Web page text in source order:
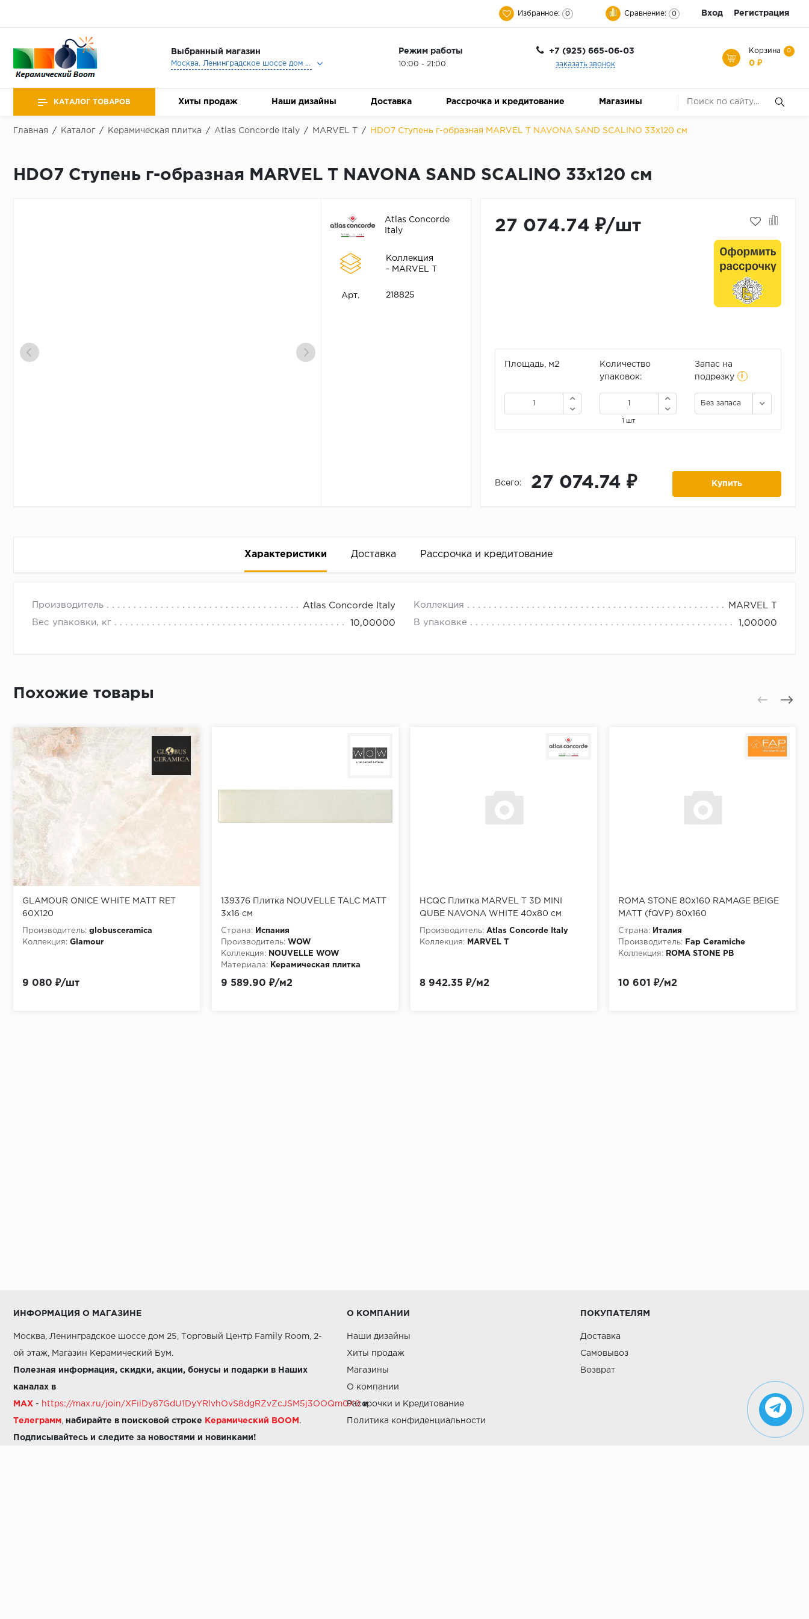
Избранное: 0 Сравнение: 0 Вход Регистрация
Выбранный магазин
Москва, Ленинградское шоссе дом 25, Торговый Центр Family Room, 2-ой этаж, Магазин Керамический Бум.
Режим работы
10:00 - 21:00
+7 (925) 665-06-03
заказать звонок
Корзина 0
0 ₽
КАТАЛОГ ТОВАРОВ Хиты продаж Наши дизайны Доставка Рассрочка и кредитование Магазины
Главная / Каталог / Керамическая плитка / Atlas Concorde Italy / MARVEL T / HDO7 Ступень г-образная MARVEL T NAVONA SAND SCALINO 33x120 см
HDO7 Ступень г-образная MARVEL T NAVONA SAND SCALINO 33x120 см
Atlas Concorde
Italy
Коллекция
- MARVEL T
Арт. 218825
27 074.74 ₽/шт
Площадь, м2
Количество
упаковок:
1 шт
Запас на
подрезку
i
Без запаса
Всего: 27 074.74 ₽ Купить
Характеристики Доставка Рассрочка и кредитование
Производитель Atlas Concorde Italy Коллекция MARVEL T
Вес упаковки, кг 10,00000 В упаковке 1,00000
Высокая вероятность одобрения: до 95%
Одобрение за 1-2 минуты
Срок предоставления кредита от 3 до 36 месяцев Срок предоставления рассрочки от 3 до 10 месяцев
Достаточно только паспорта
Похожие товары
GLAMOUR ONICE WHITE MATT RET
60X120
Производитель: globusceramica
Коллекция: Glamour
9 080 ₽/шт
139376 Плитка NOUVELLE TALC MATT
3x16 см
Страна:
Испания
Производитель: WOW
Коллекция:
NOUVELLE WOW
Материала:
Керамическая плитка
9 589.90 ₽/м2
HCQC Плитка MARVEL T 3D MINI
QUBE NAVONA WHITE 40x80 см
Производитель: Atlas Concorde Italy
Коллекция:
MARVEL T
8 942.35 ₽/м2
ROMA STONE 80x160 RAMAGE BEIGE
MATT (fQVP) 80х160
Страна:
Италия
Производитель:
Fap Ceramiche
Коллекция:
ROMA STONE PB
10 601 ₽/м2
ИНФОРМАЦИЯ О МАГАЗИНЕ
Москва, Ленинградское шоссе дом 25, Торговый Центр Family Room, 2-
ой этаж, Магазин Керамический Бум.
Полезная информация, скидки, акции, бонусы и подарки в Наших
каналах в
MAX - https://max.ru/join/XFiiDy87GdU1DyYRlvhOvS8dgRZvZcJSM5j3OOQm0X0 и
Телеграмм набирайте в поисковой строке Керамический BOOM .
Подписывайтесь и следите за новостями и новинками!
О КОМПАНИИ
Наши дизайны
Хиты продаж
Магазины
О компании
Рассрочки и Кредитование
Политика конфиденциальности
ПОКУПАТЕЛЯМ
Доставка
Самовывоз
Возврат